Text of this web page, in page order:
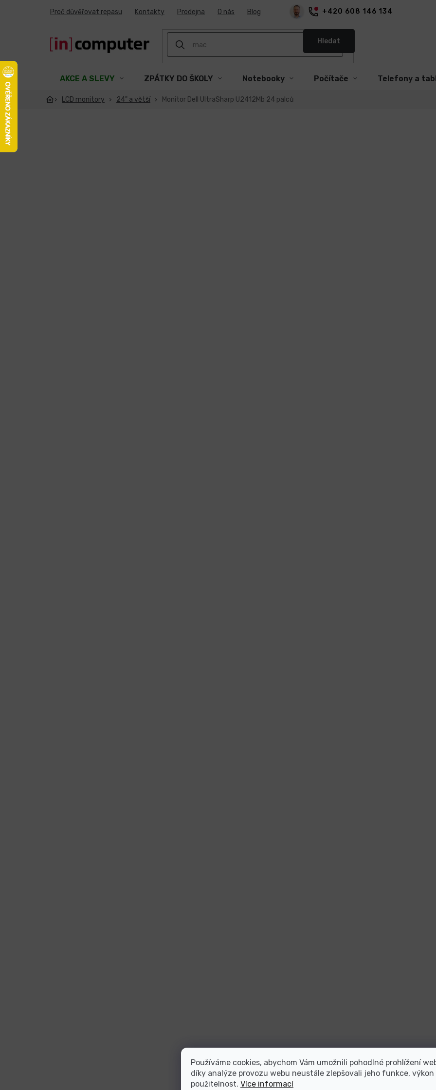
Používáme cookies, abychom Vám umožnili pohodlné prohlížení
díky analýze provozu webu neustále zlepšovali jeho funkce, výkon
použitelnost. Více informací
+420 608 146 134
Proč důvěřovat repasu Kontakty Prodejna O nás Blog
Hledat
AKCE A SLEVY ZPÁTKY DO ŠKOLY Notebooky Počítače Telefony a
LCD monitory 24" a větší Monitor Dell UltraSharp U2412Mb 24 palců